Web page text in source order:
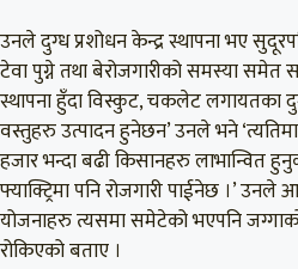
उनले दुग्ध प्रशोधन केन्द्र स्थापना भए
टेवा पुग्ने तथा बेरोजगारीको समस्या समेत
स्थापना हुँदा विस्कुट, चकलेट लगायतका
वस्तुहरु उत्पादन हुनेछन’ उनले भने
हजार भन्दा बढी किसानहरु लाभान्वित
फ्याक्ट्रिमा पनि रोजगारी पाईनेछ ।’
योजनाहरु त्यसमा समेटेको भएपनि
रोकिएको बताए ।